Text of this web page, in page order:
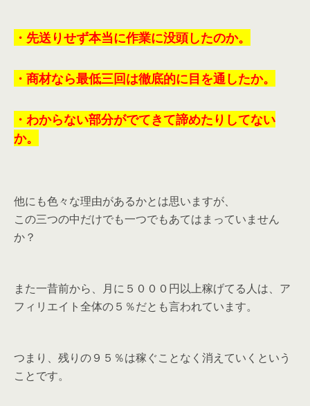
・先送りせず本当に作業に没頭したのか。
・商材なら最低三回は徹底的に目を通したか。
・わからない部分がでてきて諦めたりしてない
か。
他にも色々な理由があるかとは思いますが、
この三つの中だけでも一つでもあてはまっていません
か？
また一昔前から、月に５０００円以上稼げてる人は、ア
フィリエイト全体の５％だとも言われています。
つまり、残りの９５％は稼ぐことなく消えていくという
ことです。